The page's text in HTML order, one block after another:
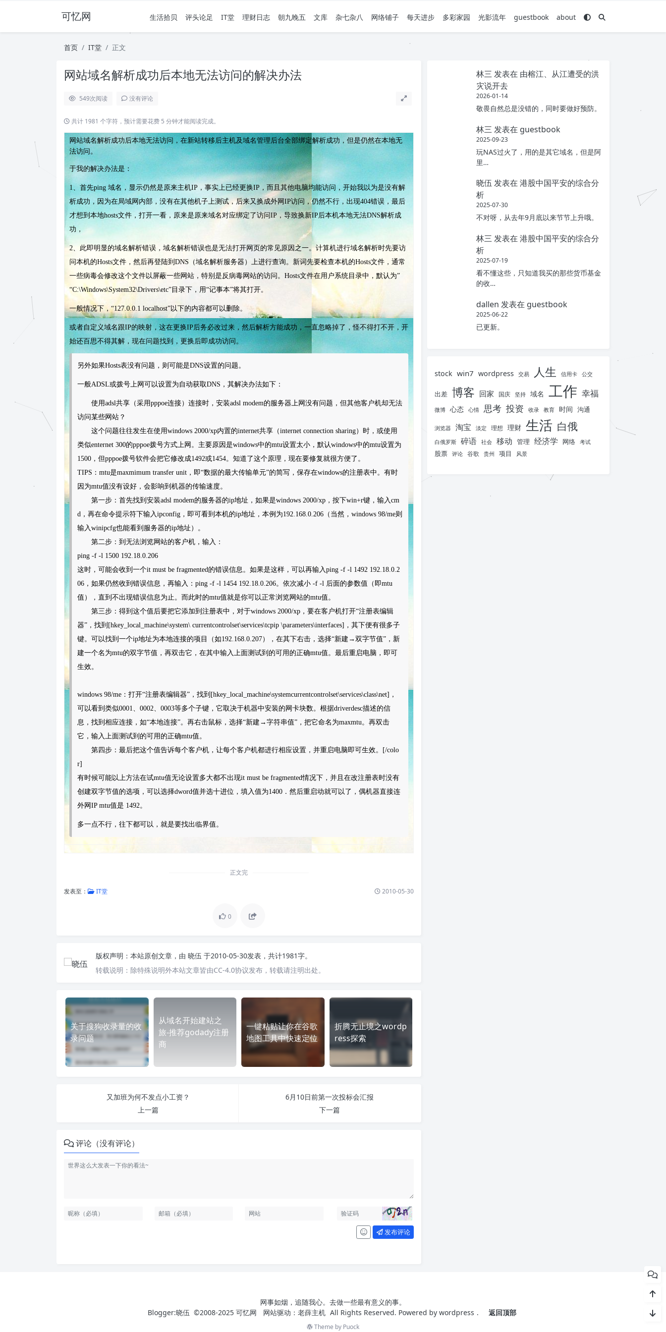
可忆网 生活拾贝 评头论足 IT堂 理财日志 朝九晚五 文库 杂七杂八 网络铺子 每天进步 多彩家园 光影流年 guestbook about
首页 IT堂 正文
网站域名解析成功后本地无法访问的解决办法
549次阅读 没有评论
共计 1981 个字符，预计需要花费 5 分钟才能阅读完成。
网站域名解析成功后本地无法访问，在新站转移后主机及域名管理后台全部绑定解析成功，但是仍然在本地无
法访问。
于我的解决办法是：
1、首先ping 域名，显示仍然是原来主机IP，事实上已经更换IP，而且其他电脑均能访问，开始我以为是没有解
析成功，因为在局域网内部，没有在其他机子上测试，后来又换成外网IP访问，仍然不行，出现404错误，最后
才想到本地hosts文件，打开一看，原来是原来域名对应绑定了访问IP，导致换新IP后本机本地无法DNS解析成
功，
2、此即明显的域名解析错误，域名解析错误也是无法打开网页的常见原因之一。计算机进行域名解析时先要访
问本机的Hosts文件，然后再登陆到DNS（域名解析服务器）上进行查询。新词先要检查本机的Hosts文件，通常
一些病毒会修改这个文件以屏蔽一些网站，特别是反病毒网站的访问。Hosts文件在用户系统目录中，默认为”
“C:\Windows\System32\Drivers\etc”目录下，用“记事本”将其打开。
一般情况下，“127.0.0.1 localhost”以下的内容都可以删除。
或者自定义域名跟IP的映射，这在更换IP后务必改过来，然后解析方能成功，一直忽略掉了，怪不得打不开，开
始还百思不得其解，现在问题找到，更换后即成功访问。
另外如果Hosts表没有问题，则可能是DNS设置的问题。
一般ADSL或拨号上网可以设置为自动获取DNS，其解决办法如下：
使用adsl共享（采用pppoe连接）连接时，安装adsl modem的服务器上网没有问题，但其他客户机却无法
访问某些网站？
这个问题往往发生在使用windows 2000/xp内置的internet共享（internet connection sharing）时，或使用
类似enternet 300的pppoe拨号方式上网。主要原因是windows中的mtu设置太小，默认windows中的mtu设置为
1500，但pppoe拨号软件会把它修改成1492或1454。知道了这个原理，现在要修复就很方便了。
TIPS：mtu是maxmimum transfer unit，即“数据的最大传输单元”的简写，保存在windows的注册表中。有时
因为mtu值没有设好，会影响到机器的传输速度。
第一步：首先找到安装adsl modem的服务器的ip地址，如果是windows 2000/xp，按下win+r键，输入cm
d，再在命令提示符下输入ipconfig，即可看到本机的ip地址，本例为192.168.0.206（当然，windows 98/me则
输入winipcfg也能看到服务器的ip地址）。
第二步：到无法浏览网站的客户机，输入：
ping -f -l 1500 192.18.0.206
这时，可能会收到一个it must be fragmented的错误信息。如果是这样，可以再输入ping -f -l 1492 192.18.0.2
06，如果仍然收到错误信息，再输入：ping -f -l 1454 192.18.0.206。依次减小 -f -l 后面的参数值（即mtu
值），直到不出现错误信息为止。而此时的mtu值就是你可以正常浏览网站的mtu值。
第三步：得到这个值后要把它添加到注册表中，对于windows 2000/xp，要在客户机打开“注册表编辑
器”，找到[hkey_local_machine\system\ currentcontrolset\services\tcpip \parameters\interfaces]，其下便有很多子
键。可以找到一个ip地址为本地连接的项目（如192.168.0.207），在其下右击，选择“新建→双字节值”，新
建一个名为mtu的双字节值，再双击它，在其中输入上面测试到的可用的正确mtu值。最后重启电脑，即可
生效。
windows 98/me：打开“注册表编辑器”，找到[hkey_local_machine\systemcurrentcontrolset\services\class\net]，
可以看到类似0001、0002、0003等多个子键，它取决于机器中安装的网卡块数。根据driverdesc描述的信
息，找到相应连接，如“本地连接”。再右击鼠标，选择“新建→字符串值”，把它命名为maxmtu。再双击
它，输入上面测试到的可用的正确mtu值。
第四步：最后把这个值告诉每个客户机，让每个客户机都进行相应设置，并重启电脑即可生效。[/colo
r]
有时候可能以上方法在试mtu值无论设置多大都不出现it must be fragmented情况下，并且在改注册表时没有
创建双字节值的选项，可以选择dword值并选十进位，填入值为1400．然后重启动就可以了，偶机器直接连
外网IP mtu值是 1492。
多一点不行，往下都可以，就是要找出临界值。
正文完
发表至： IT堂 2010-05-30
0
版权声明： 本站原创文章，由 晓伍 于2010-05-30发表，共计1981字。
转载说明： 除特殊说明外本站文章皆由CC-4.0协议发布，转载请注明出处。
关于搜狗收录量的收
录问题
从域名开始建站之
旅-推荐godady注册
商
一键粘贴让你在谷歌
地图工具中快速定位
折腾无止境之wordp
ress探索
又加班为何不发点小工资？
上一篇
6月10日前第一次投标会汇报
下一篇
评论（没有评论）
发布评论
林三 发表在 由榕江、从江遭受的洪
灾说开去
2026-01-14
敬畏自然总是没错的，同时要做好预防。
林三 发表在 guestbook
2025-09-23
玩NAS过火了，用的是其它域名，但是阿
里…
晓伍 发表在 港股中国平安的综合分
析
2025-07-30
不对呀，从去年9月底以来节节上升哦。
林三 发表在 港股中国平安的综合分
析
2025-07-19
看不懂这些，只知道我买的那些货币基金
的收…
dallen 发表在 guestbook
2025-06-22
已更新。
stock win7 wordpress 交易 人生 信用卡 公交
出差 博客 回家 国庆 坚持 域名 工作 幸福
微博 心态 心情 思考 投资 收录 教育 时间 沟通
浏览器 淘宝 淡定 理想 理财 生活 白俄
白俄罗斯 碎语 社会 移动 管理 经济学 网络 考试
股票 评论 谷歌 贵州 项目 风景
网事如烟，追随我心。去做一些最有意义的事。
Blogger:晓伍 ©2008-2025 可忆网 网站驱动： 老薛主机 All Rights Reserved. Powered by wordpress . 返回顶部
Theme by Puock